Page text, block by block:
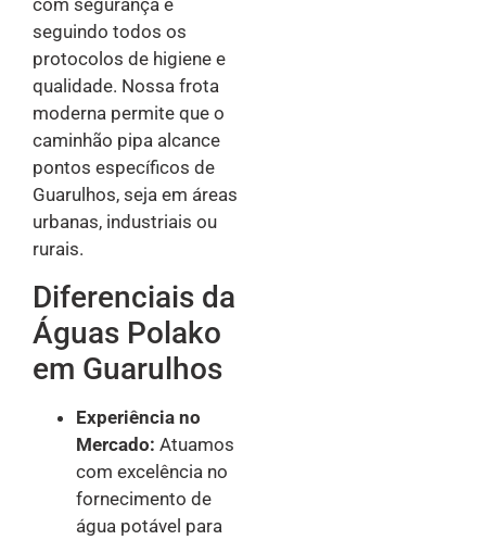
com segurança e
seguindo todos os
protocolos de higiene e
qualidade. Nossa frota
moderna permite que o
caminhão pipa alcance
pontos específicos de
Guarulhos, seja em áreas
urbanas, industriais ou
rurais.
Diferenciais da
Águas Polako
em Guarulhos
Experiência no
Mercado: Atuamos
com excelência no
fornecimento de
água potável para